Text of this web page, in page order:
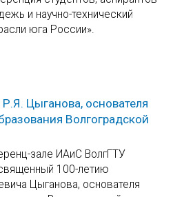
и научно-технический
юга России».
Цыганова, основателя
Волгоградской
зале ИАиС ВолгГТУ
100-летию
Цыганова, основателя